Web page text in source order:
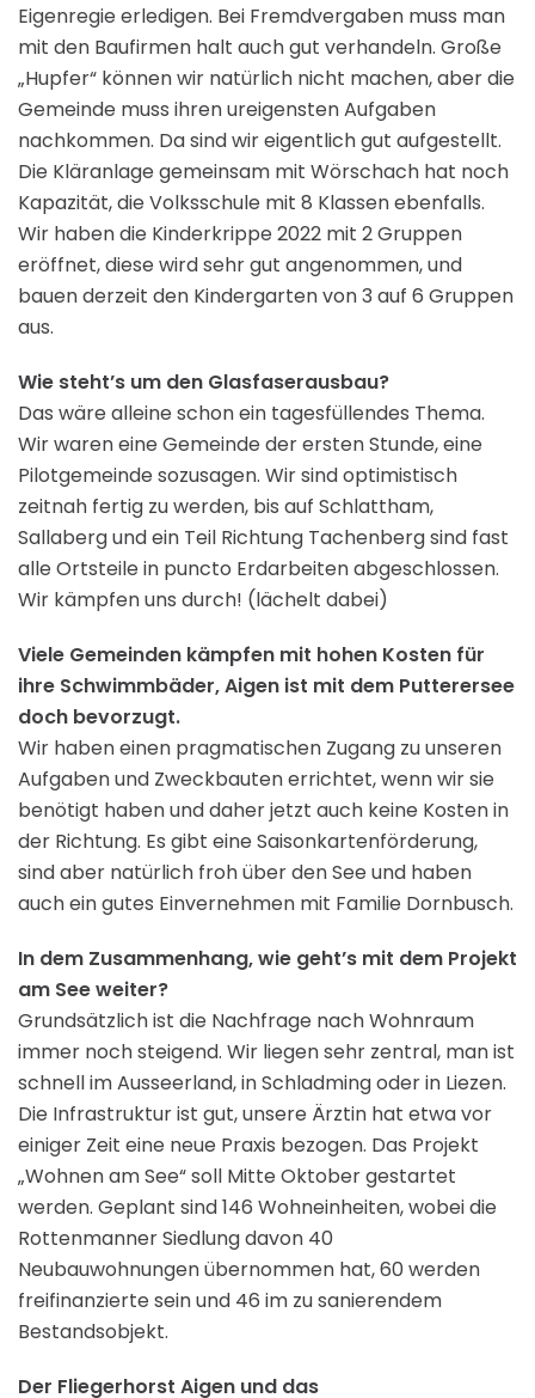
Eigenregie erledigen. Bei Fremdvergaben muss man
mit den Baufirmen halt auch gut verhandeln. Große
„Hupfer“ können wir natürlich nicht machen, aber die
Gemeinde muss ihren ureigensten Aufgaben
nachkommen. Da sind wir eigentlich gut aufgestellt.
Die Kläranlage gemeinsam mit Wörschach hat noch
Kapazität, die Volksschule mit 8 Klassen ebenfalls.
Wir haben die Kinderkrippe 2022 mit 2 Gruppen
eröffnet, diese wird sehr gut angenommen, und
bauen derzeit den Kindergarten von 3 auf 6 Gruppen
aus.
Wie steht’s um den Glasfaserausbau?
Das wäre alleine schon ein tagesfüllendes Thema.
Wir waren eine Gemeinde der ersten Stunde, eine
Pilotgemeinde sozusagen. Wir sind optimistisch
zeitnah fertig zu werden, bis auf Schlattham,
Sallaberg und ein Teil Richtung Tachenberg sind fast
alle Ortsteile in puncto Erdarbeiten abgeschlossen.
Wir kämpfen uns durch! (lächelt dabei)
Viele Gemeinden kämpfen mit hohen Kosten für
ihre Schwimmbäder, Aigen ist mit dem Putterersee
doch bevorzugt.
Wir haben einen pragmatischen Zugang zu unseren
Aufgaben und Zweckbauten errichtet, wenn wir sie
benötigt haben und daher jetzt auch keine Kosten in
der Richtung. Es gibt eine Saisonkartenförderung,
sind aber natürlich froh über den See und haben
auch ein gutes Einvernehmen mit Familie Dornbusch.
In dem Zusammenhang, wie geht’s mit dem Projekt
am See weiter?
Grundsätzlich ist die Nachfrage nach Wohnraum
immer noch steigend. Wir liegen sehr zentral, man ist
schnell im Ausseerland, in Schladming oder in Liezen.
Die Infrastruktur ist gut, unsere Ärztin hat etwa vor
einiger Zeit eine neue Praxis bezogen. Das Projekt
„Wohnen am See“ soll Mitte Oktober gestartet
werden. Geplant sind 146 Wohneinheiten, wobei die
Rottenmanner Siedlung davon 40
Neubauwohnungen übernommen hat, 60 werden
freifinanzierte sein und 46 im zu sanierendem
Bestandsobjekt.
Der Fliegerhorst Aigen und das